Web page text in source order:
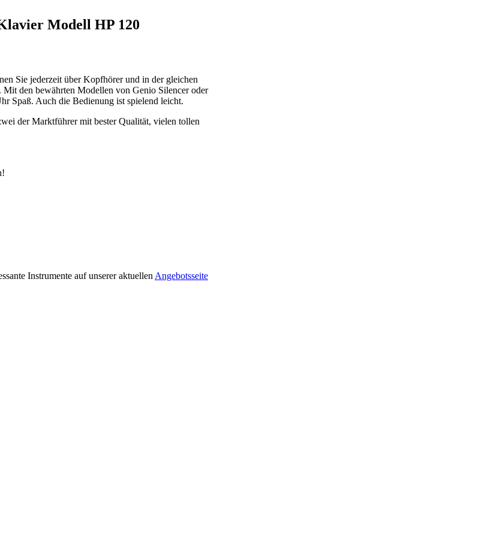
Modell HP 120
Sie jederzeit über Kopfhörer und in der gleichen
den bewährten Modellen von Genio Silencer oder
Spaß. Auch die Bedienung ist spielend leicht.
der Marktführer mit bester Qualität, vielen tollen
Instrumente auf unserer aktuellen Angebotsseite